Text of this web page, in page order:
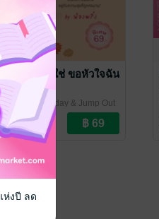
ถ้ารักนี้ยังไม่ใช่ ขอหัวใจฉัน
ลับคืน
องพริ้ง
/ busy-day & Jump Out
วามรู้สึกดีๆ (Feel Good)
Rating
ห่งปี ลด